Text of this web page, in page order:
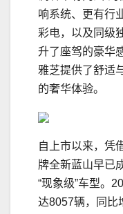
响系统、更有行
彩电，以及同级
升了座驾的豪华
雅芝提供了舒适
的奢华体验。
自上市以来，凭
牌全新蓝山早已
“现象级”车型。
达8057辆，同比